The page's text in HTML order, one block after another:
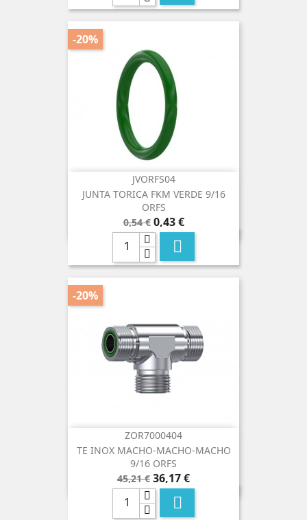
JVORFS04
JUNTA TORICA FKM VERDE 9/16
ORFS
Precio
base
0,54 € Precio
0,43 €

-20%
ZOR7000404
TE INOX MACHO-MACHO-MACHO
9/16 ORFS
Precio
base
45,21 € Precio
36,17 €

-20%